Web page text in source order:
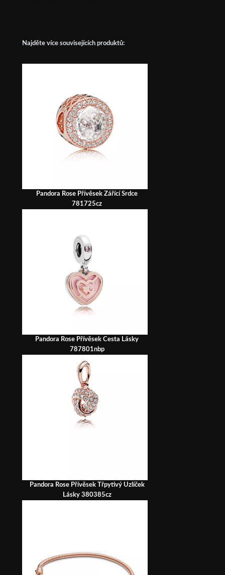
Najděte více souvisejících produktů:
Pandora Rose Přívěsek Zářící Srdce
781725cz
Pandora Rose Přívěsek Cesta Lásky
787801nbp
Pandora Rose Přívěsek Třpytivý Uzlíček
Lásky 380385cz